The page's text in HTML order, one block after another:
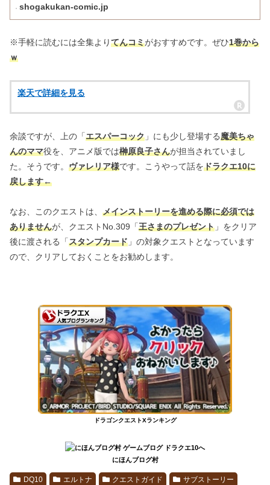
shogakukan-comic.jp
※手軽に読むには全集よりてんコミがおすすめです。ぜひ1巻から
ｗ
楽天で詳細を見る
余談ですが、上の「エスパーコック 」にも少し登場する魔美ちゃ
んのママ役を、アニメ版では榊原良子さんが担当されていまし
た。そうです。 ヴァレリア様です。こうやって話をドラクエ10に
戻します←
なお、このクエストは、 メインストーリーを進める際に必須では
ありませんが、クエストNo.309「王さまのプレゼント 」をクリア
後に渡される「スタンプカード 」の対象クエストとなっています
ので、クリアしておくことをお勧めします。
ドラゴンクエストXランキング
にほんブログ村
DQ10 エルトナ クエストガイド サブストーリー